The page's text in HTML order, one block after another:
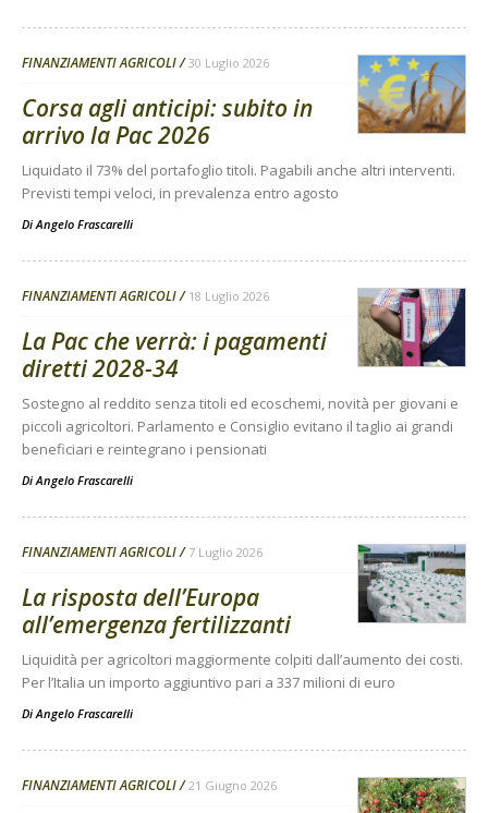
FINANZIAMENTI AGRICOLI 30 Luglio 2026
Corsa agli anticipi: subito in
arrivo la Pac 2026
Liquidato il 73% del portafoglio titoli. Pagabili anche altri interventi.
Previsti tempi veloci, in prevalenza entro agosto
Di Angelo Frascarelli
FINANZIAMENTI AGRICOLI 18 Luglio 2026
La Pac che verrà: i pagamenti
diretti 2028-34
Sostegno al reddito senza titoli ed ecoschemi, novità per giovani e
piccoli agricoltori. Parlamento e Consiglio evitano il taglio ai grandi
beneficiari e reintegrano i pensionati
Di Angelo Frascarelli
FINANZIAMENTI AGRICOLI 7 Luglio 2026
La risposta dell’Europa
all’emergenza fertilizzanti
Liquidità per agricoltori maggiormente colpiti dall’aumento dei costi.
Per l’Italia un importo aggiuntivo pari a 337 milioni di euro
Di Angelo Frascarelli
FINANZIAMENTI AGRICOLI 21 Giugno 2026